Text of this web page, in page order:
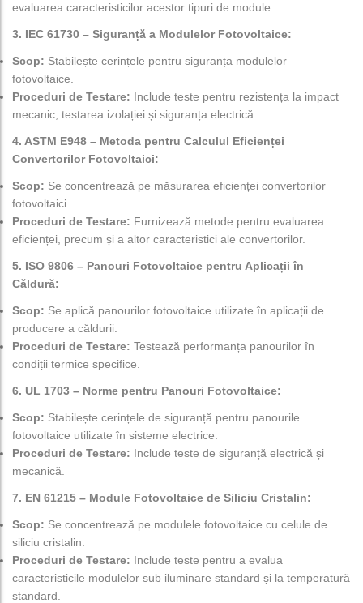
evaluarea caracteristicilor acestor tipuri de module.
3. IEC 61730 – Siguranță a Modulelor Fotovoltaice:
Scop: Stabilește cerințele pentru siguranța modulelor
fotovoltaice.
Proceduri de Testare: Include teste pentru rezistența la impact
mecanic, testarea izolației și siguranța electrică.
4. ASTM E948 – Metoda pentru Calculul Eficienței
Convertorilor Fotovoltaici:
Scop: Se concentrează pe măsurarea eficienței convertorilor
fotovoltaici.
Proceduri de Testare: Furnizează metode pentru evaluarea
eficienței, precum și a altor caracteristici ale convertorilor.
5. ISO 9806 – Panouri Fotovoltaice pentru Aplicații în
Căldură:
Scop: Se aplică panourilor fotovoltaice utilizate în aplicații de
producere a căldurii.
Proceduri de Testare: Testează performanța panourilor în
condiții termice specifice.
6. UL 1703 – Norme pentru Panouri Fotovoltaice:
Scop: Stabilește cerințele de siguranță pentru panourile
fotovoltaice utilizate în sisteme electrice.
Proceduri de Testare: Include teste de siguranță electrică și
mecanică.
7. EN 61215 – Module Fotovoltaice de Siliciu Cristalin:
Scop: Se concentrează pe modulele fotovoltaice cu celule de
siliciu cristalin.
Proceduri de Testare: Include teste pentru a evalua
caracteristicile modulelor sub iluminare standard și la temperatură
standard.